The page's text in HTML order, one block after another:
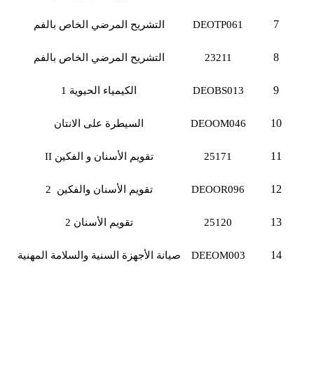
7
DEOTP061 التشريح المرضي الخاص بالفم
8
23211 التشريح المرضي الخاص بالفم
9
DEOBS013 الكيمياء الحيوية 1
10
DEOOM046 السيطرة على الانتان
11
25171 تقويم الأسنان و الفكينII
12
DEOOR096 تقويم الأسنان والفكين 2
13
25120 تقويم الأسنان 2
14
DEEOM003 صيانة الأجهزة السنية والسلامة المهنية